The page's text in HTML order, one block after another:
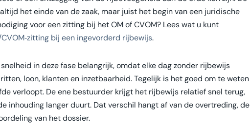
het einde van de zaak, maar juist het begin van een juridische
voor een zitting bij het OM of CVOM? Lees wat u kunt
bij een ingevorderd rijbewijs.
in deze fase belangrijk, omdat elke dag zonder rijbewijs
loon, klanten en inzetbaarheid. Tegelijk is het goed om te weten
verloopt. De ene bestuurder krijgt het rijbewijs relatief snel terug,
inhouding langer duurt. Dat verschil hangt af van de overtreding, de
van het dossier.